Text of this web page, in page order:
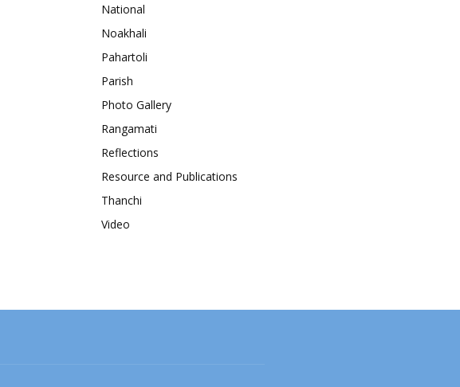
National
Noakhali
Pahartoli
Parish
Photo Gallery
Rangamati
Reflections
Resource and Publications
Thanchi
Video